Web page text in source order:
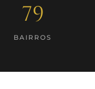
79
BAIRROS